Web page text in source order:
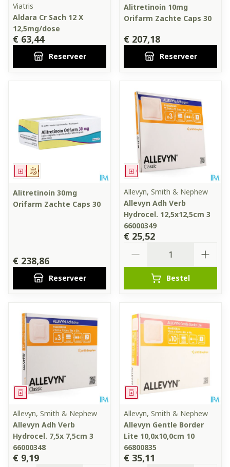
Viatris
Aldara Cr Sach 12 X
12,5mg/dose
€ 63,44
Reserveer
Alitretinoin 10mg
Orifarm Zachte Caps 30
€ 207,18
Reserveer
Op voorschrift
Geneesmiddel
Alitretinoin 30mg
Orifarm Zachte Caps 30
€ 238,86
Reserveer
Geneesmiddel
Allevyn, Smith & Nephew
Allevyn Adh Verb
Hydrocel. 12,5x12,5cm 3
66000349
€ 25,52
Bestel
Geneesmiddel
Allevyn, Smith & Nephew
Allevyn Adh Verb
Hydrocel. 7,5x 7,5cm 3
66000348
€ 9,19
Geneesmiddel
Allevyn, Smith & Nephew
Allevyn Gentle Border
Lite 10,0x10,0cm 10
66800835
€ 35,11